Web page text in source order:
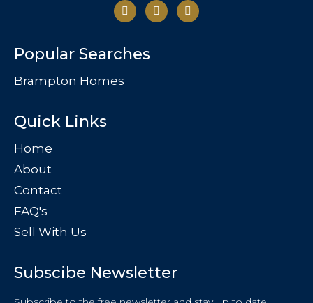
Popular Searches
Brampton Homes
Quick Links
Home
About
Contact
FAQ's
Sell With Us
Subscibe Newsletter